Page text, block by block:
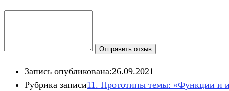
Отправить отзыв
Запись опубликована:26.09.2021
Рубрика записи11. Прототипы темы: «Функции и